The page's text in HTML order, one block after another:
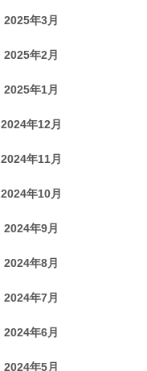
2025年3月
2025年2月
2025年1月
2024年12月
2024年11月
2024年10月
2024年9月
2024年8月
2024年7月
2024年6月
2024年5月